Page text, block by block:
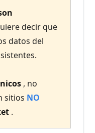
decir que
datos del
, no
sitios NO
.